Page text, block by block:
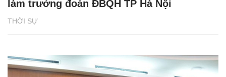
THỜI SỰ
làm trưởng đoàn ĐBQH TP Hà Nội